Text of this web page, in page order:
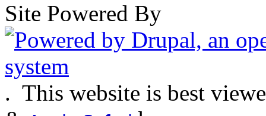
Site Powered By
. This website is best